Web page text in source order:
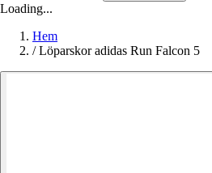
Loading...
Hem
/ Löparskor adidas Run Falcon 5